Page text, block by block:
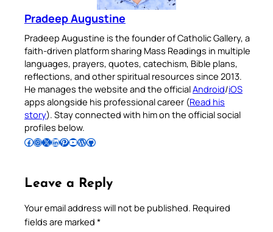
Pradeep Augustine
Pradeep Augustine is the founder of Catholic Gallery, a
faith-driven platform sharing Mass Readings in multiple
languages, prayers, quotes, catechism, Bible plans,
reflections, and other spiritual resources since 2013.
He manages the website and the officialAndroid/iOS
apps alongside his professional career (Read his
story). Stay connected with him on the official social
profiles below.
Follow Pradeep on Facebook Follow Pradeep on InstagramFollow Pradeep on X Follow Pradeep on LinkedIn Follow Pradeep on Pinterest Subscribe to Pradeep’s Youtube Channel Follow Pradeep on WordPress Follow Pradeep on GitHub
Leave a Reply
Your email address will not be published. Required
fields are marked *